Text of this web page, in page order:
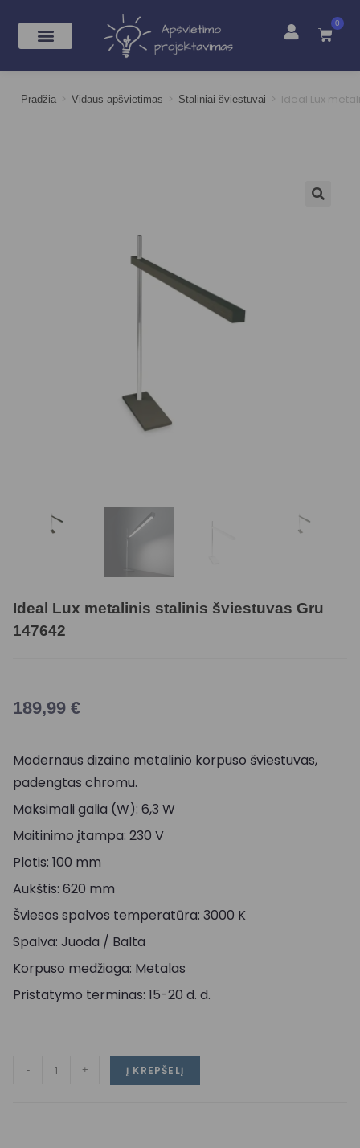
0
Pradžia > Vidaus apšvietimas > Staliniai šviestuvai > Ideal Lux
Ideal Lux metalinis stalinis šviestuvas Gru
147642
189,99 €
Modernaus dizaino metalinio korpuso šviestuvas,
padengtas chromu.
Maksimali galia (W): 6,3 W
Maitinimo įtampa: 230 V
Plotis: 100 mm
Aukštis: 620 mm
Šviesos spalvos temperatūra: 3000 K
Spalva: Juoda / Balta
Korpuso medžiaga: Metalas
Pristatymo terminas: 15-20 d. d.
- + Į KREPŠELĮ